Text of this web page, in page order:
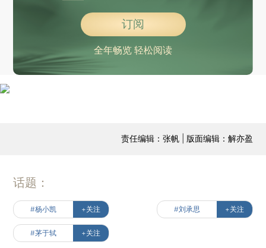
订阅
全年畅览 轻松阅读
责任编辑：张帆 | 版面编辑：解亦盈
话题：
#杨小凯 +关注 #刘承思 +关注
#茅于轼 +关注